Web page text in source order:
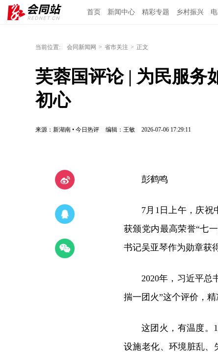
首页 新闻中心 精彩专题 乡村振兴
当前位置: 会同新闻网 > 省市关注 > 正文
芙蓉国评论 | 为民服务
初心
来源：新湖南 • 今日热评 编辑：王敏 2026-07-06 17:29:11
彭鹤鸣
7月1日上午，庆祝
获颁党内最高荣誉“七
书记吴亚琴作为勋章获
2020年，习近平总
揣一团火”这个评价，
这团火，有温度。
设施老化、环境脏乱、